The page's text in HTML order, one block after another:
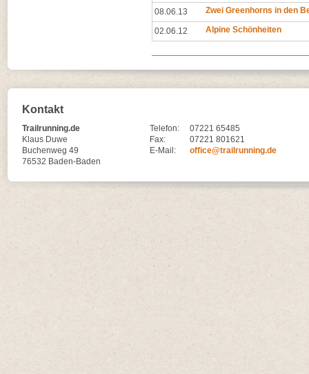
08.06.13 Zwei Greenhorns in den
02.06.12 Alpine Schönheiten
Kontakt
Trailrunning.de
Klaus Duwe
Buchenweg 49
76532 Baden-Baden
Telefon:
07221 65485
Fax:
07221 801621
E-Mail:
office@trailrunning.de